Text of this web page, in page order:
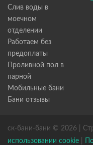
Слив воды в
моечном
отделении
Работаем без
предоплаты
Проливной пол в
парной
Мобильные бани
Бани отзывы
ск-бани-бани © 2026 |
использовании cookie